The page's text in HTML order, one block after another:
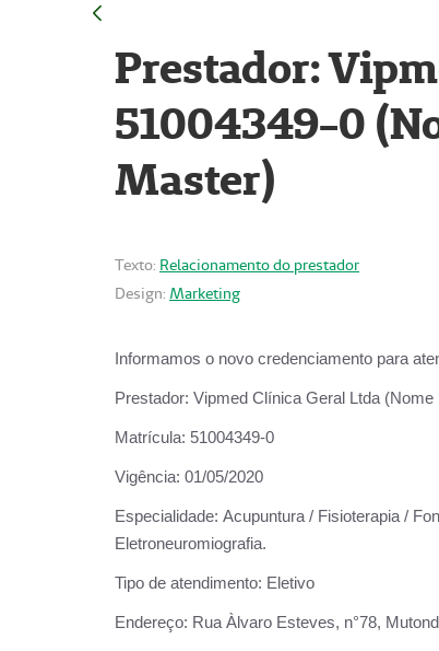
Prestador:
51004349-0
Master)
Texto: Relacionamento do prestador
Design: Marketing
Informamos o novo credenciamento para
Prestador: Vipmed Clínica Geral Ltda
Matrícula: 51004349-0
Vigência: 01/05/2020
Especialidade: Acupuntura / Fisioterapia /
Eletroneuromiografia.
Tipo de atendimento: Eletivo
Endereço: Rua Àlvaro Esteves, n°78,